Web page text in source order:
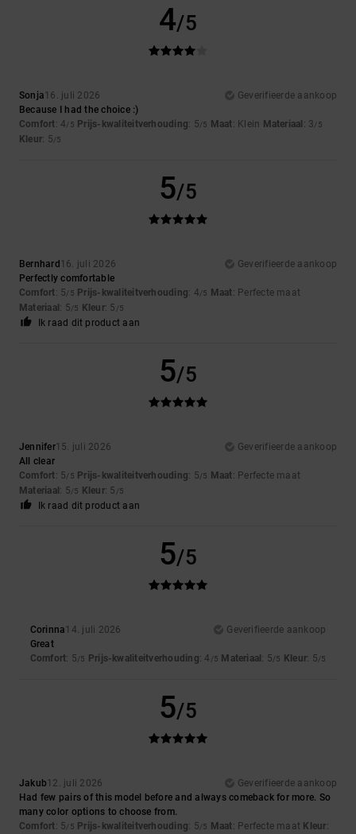
4/5
Sonja16. juli 2026
Geverifieerde aankoop
Because I had the choice :)
Comfort: 4/5 Prijs-kwaliteitverhouding: 5/5 Maat: Klein Materiaal : 3/5
Kleur: 5/5
5/5
Bernhard16. juli 2026
Geverifieerde aankoop
Perfectly comfortable
Comfort: 5/5 Prijs-kwaliteitverhouding: 4/5 Maat: Perfecte maat
Materiaal: 5/5 Kleur: 5 /5
Ik raad dit product aan
5/5
Jennifer15. juli 2026
Geverifieerde aankoop
All clear
Comfort: 5/5 Prijs-kwaliteitverhouding: 5/5 Maat: Perfecte maat
Materiaal: 5/5 Kleur: 5 /5
Ik raad dit product aan
5/5
Corinna14. juli 2026
Geverifieerde aankoop
Great
Comfort: 5/5 Prijs-kwaliteitverhouding: 4 /5 Materiaal: 5/5 Kleur: 5/5
5/5
Jakub12. juli 2026
Geverifieerde aankoop
Had few pairs of this model before and always comeback for more. So
many color options to choose from.
Comfort: 5/5 Prijs-kwaliteitverhouding: 5/5 Maat: Perfecte maat Kleur: